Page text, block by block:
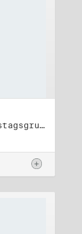
Titel: Unterlagen der Bundestagsgruppe und -fraktion Bündnis 90/Die Grünen (2)